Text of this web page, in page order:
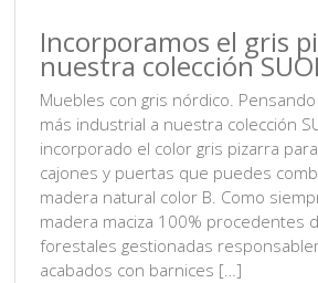
Incorporamos el gris
nuestra colección
Muebles con gris nórdico.
más industrial a nuestra colección
incorporado el color gris pizarra
cajones y puertas que puedes
madera natural color B. Como
madera maciza 100% procedentes
forestales gestionadas
acabados con barnices […]